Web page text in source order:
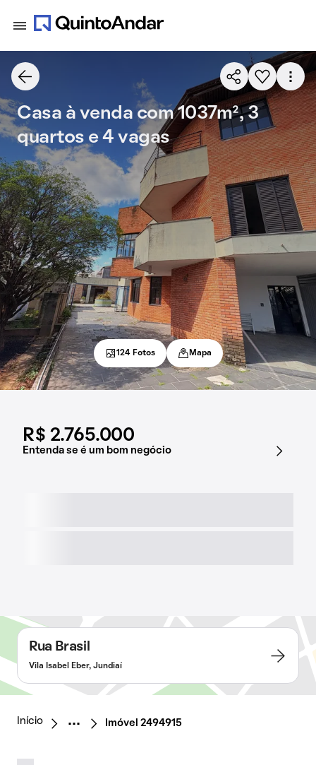
R$ 2.765.000
Entenda se é um bom negócio
Casa à venda com 1037m², 3
quartos e 4 vagas
124 Fotos Mapa
Rua Brasil
Vila Isabel Eber, Jundiaí
Início Imóvel 2494915